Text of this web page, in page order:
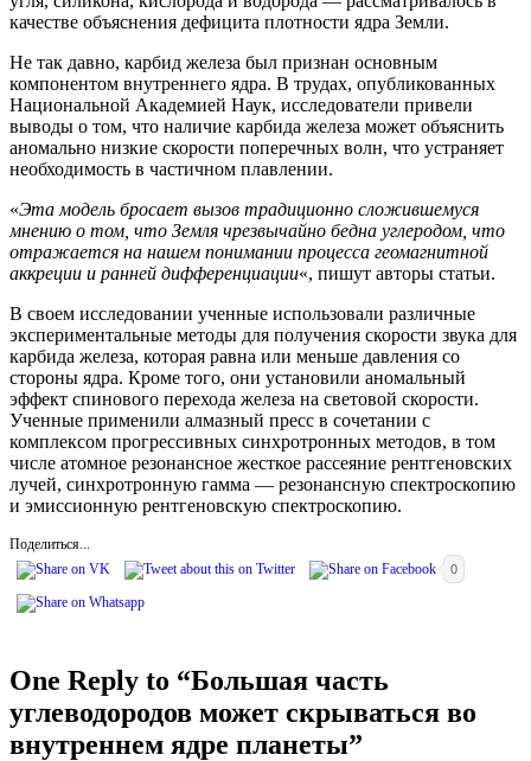
качестве объяснения дефицита плотности ядра Земли.
Не так давно, карбид железа был признан основным
компонентом внутреннего ядра. В трудах, опубликованных
Национальной Академией Наук, исследователи привели
выводы о том, что наличие карбида железа может объяснить
аномально низкие скорости поперечных волн, что устраняет
необходимость в частичном плавлении.
«Эта модель бросает вызов традиционно сложившемуся
мнению о том, что Земля чрезвычайно бедна углеродом, что
отражается на нашем понимании процесса геомагнитной
аккреции и ранней дифференциации«, пишут авторы статьи.
В своем исследовании ученные использовали различные
экспериментальные методы для получения скорости звука для
карбида железа, которая равна или меньше давления со
стороны ядра. Кроме того, они установили аномальный
эффект спинового перехода железа на световой скорости.
Ученные применили алмазный пресс в сочетании с
комплексом прогрессивных синхротронных методов, в том
числе атомное резонансное жесткое рассеяние рентгеновских
лучей, синхротронную гамма — резонансную спектроскопию
и эмиссионную рентгеновскую спектроскопию.
Поделиться...
0
One Reply to “Большая часть
углеводородов может скрываться во
внутреннем ядре планеты”